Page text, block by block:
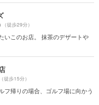
（徒歩29分）
いこのお店。 抹茶のデザートや
（徒歩15分）
フ帰りの場合、ゴルフ場に向かう